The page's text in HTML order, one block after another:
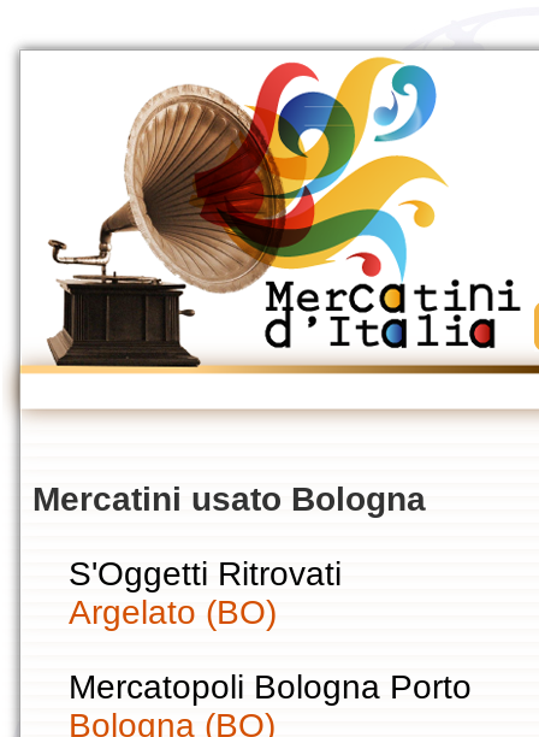
Mercatini usato Bologna
S'Oggetti Ritrovati
Argelato (BO)
Mercatopoli Bologna Porto
Bologna (BO)